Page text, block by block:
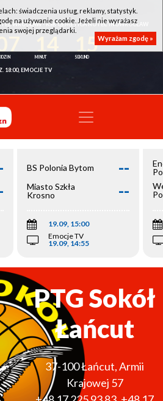
WROCŁAW - KSK QEMETICA NOTEĆ INOWROCŁAW
15
18:00, EMOCJE TV
BS Polonia Bytom --
Miasto Szkła
Krosno
--
19.09, 15:00
Emocje TV
19.09, 14:55
PTG Sokół
Łańcut
37-100Łańcut,Armii
Krajowej 57
świadczenia usług, reklamy, statystyk.
na używanie cookie. Jeżeli nie wyrażasz
swojej przeglądarki.
Wyrażam zgodę »